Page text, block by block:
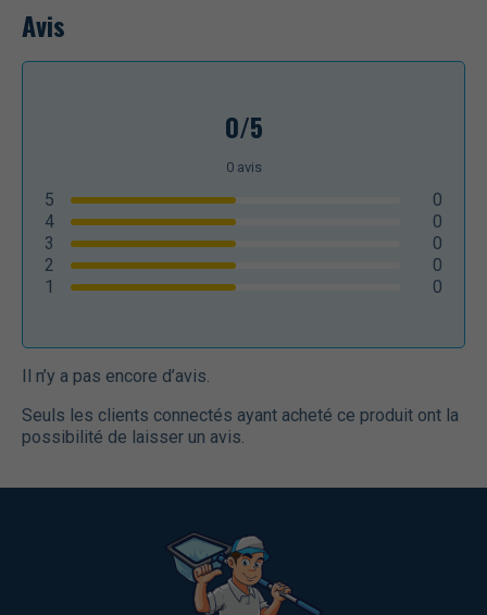
Avis
0/5
0avis
5
0
4
0
3
0
2
0
1
0
Il n’y a pas encore d’avis.
Seuls les clients connectés ayant acheté ce produit ont la
possibilité de laisser un avis.